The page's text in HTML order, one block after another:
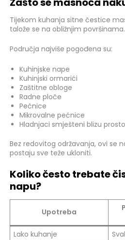
Tijekom kuhanja sitne čestice
talože se na obližnjim površinama.
Područja najviše pogođena su:
Kuhinjske nape
Kuhinjski ormarići
Zaštitne obloge
Radne ploče
Pećnice
Mikrovalne pećnice
Hladnjaci smješteni blizu
Bez redovitog održavanja, ovi se
postaju sve teže ukloniti.
Koliko često trebate
napu?
Upotreba
Lako kuhanje